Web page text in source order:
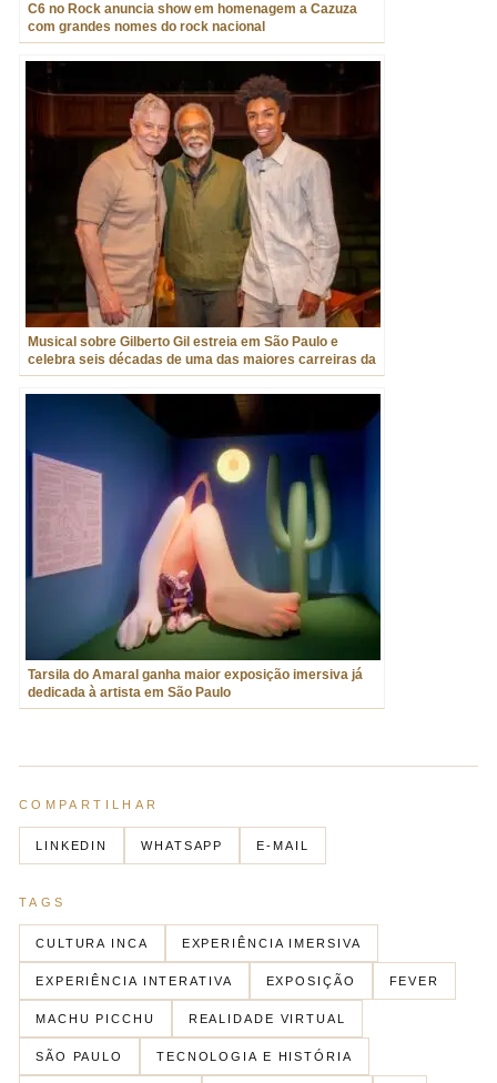
C6 no Rock anuncia show em homenagem a Cazuza
com grandes nomes do rock nacional
Musical sobre Gilberto Gil estreia em São Paulo e
celebra seis décadas de uma das maiores carreiras da
música brasileira
Tarsila do Amaral ganha maior exposição imersiva já
dedicada à artista em São Paulo
COMPARTILHAR
LINKEDIN WHATSAPP E-MAIL
TAGS
CULTURA INCA EXPERIÊNCIA IMERSIVA
EXPERIÊNCIA INTERATIVA EXPOSIÇÃO FEVER
MACHU PICCHU REALIDADE VIRTUAL
SÃO PAULO TECNOLOGIA E HISTÓRIA